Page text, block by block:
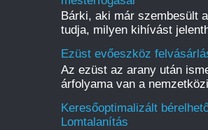
Bárki, aki már szembesült
tudja, milyen kihívást
Ezüst evőeszköz
Az ezüst az arany után
árfolyama van a
Keresőoptimalizált
Lomtalanítás